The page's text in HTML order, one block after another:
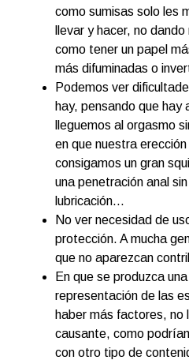
como sumisas solo les
llevar y hacer, no
como tener un papel
más difuminadas o
Podemos ver
hay, pensando que hay
lleguemos al orgasmo
en que nuestra
consigamos un gran
una penetración anal
lubricación…
No ver necesidad de
protección. A mucha
que no aparezcan
En que se produzca
representación de las
haber más factores, no
causante, como
con otro tipo de